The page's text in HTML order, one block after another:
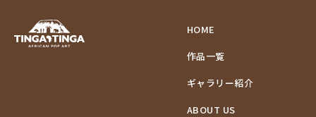
HOME
作品一覧
ギャラリー紹介
ABOUT US